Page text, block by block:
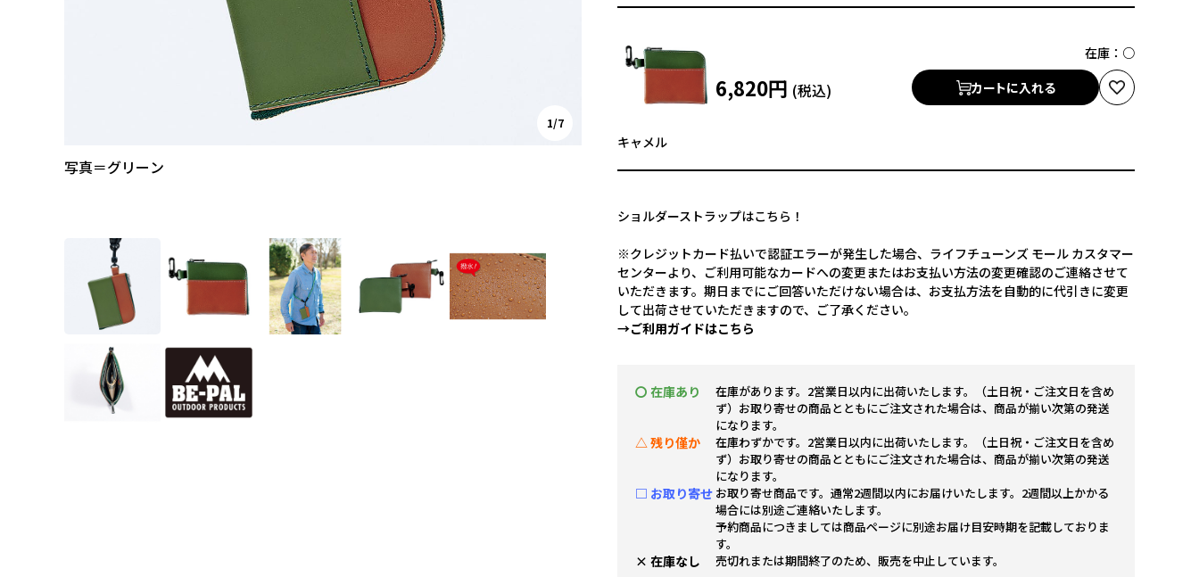
写真＝グリーン
1/7
キャメル
在庫： ○
6,820円 カートに入れる
ショルダーストラップはこちら！
※クレジットカード払いで認証エラーが発生した場合、ライフチューンズ モール カスタマー
センターより、ご利用可能なカードへの変更またはお支払い方法の変更確認のご連絡させて
いただきます。期日までにご回答いただけない場合は、お支払方法を自動的に代引きに変更
して出荷させていただきますので、ご了承ください。
→ご利用ガイドはこちら
〇 在庫あり
在庫があります。2営業日以内に出荷いたします。（土日祝・ご注文日を含め
ず）お取り寄せの商品とともにご注文された場合は、商品が揃い次第の発送
になります。
△ 残り僅か
在庫わずかです。2営業日以内に出荷いたします。（土日祝・ご注文日を含め
ず）お取り寄せの商品とともにご注文された場合は、商品が揃い次第の発送
になります。
□ お取り寄せ お取り寄せ商品です。通常2週間以内にお届けいたします。2週間以上かかる
場合には別途ご連絡いたします。
予約商品につきましては商品ページに別途お届け目安時期を記載しておりま
す。
× 在庫なし 売切れまたは期間終了のため、販売を中止しています。